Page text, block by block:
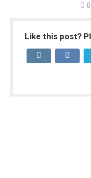
0
Like this post?